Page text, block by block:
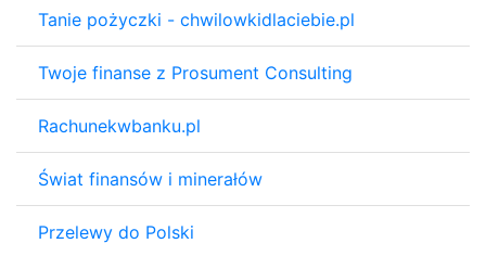
Tanie pożyczki - chwilowkidlaciebie.pl
Twoje finanse z Prosument Consulting
Rachunekwbanku.pl
Świat finansów i minerałów
Przelewy do Polski